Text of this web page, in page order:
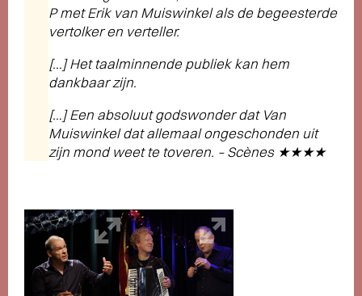
P met Erik van Muiswinkel als de begeesterde
vertolker en verteller.
[…] Het taalminnende publiek kan hem
dankbaar zijn.
[…] Een absoluut godswonder dat Van
Muiswinkel dat allemaal ongeschonden uit
zijn mond weet te toveren. – Scènes ★★★★